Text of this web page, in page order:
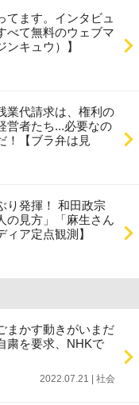
てます。インタビュ
べて無料のウェブマ
キュウ）】
業代請求は、権利の
営者たち...必要なの
！【ブラ弁は見
り発揮！ 和田政宗
の見方」「麻生さん
ア定点観測】
まかす動きがいまだ
粛を要求、NHKで
2022.07.21 | 社会